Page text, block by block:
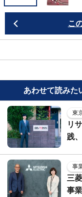
こ
あわせて読みた
東
リ
践
事
三
事